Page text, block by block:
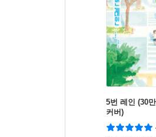
5번 레인 (30
커버)